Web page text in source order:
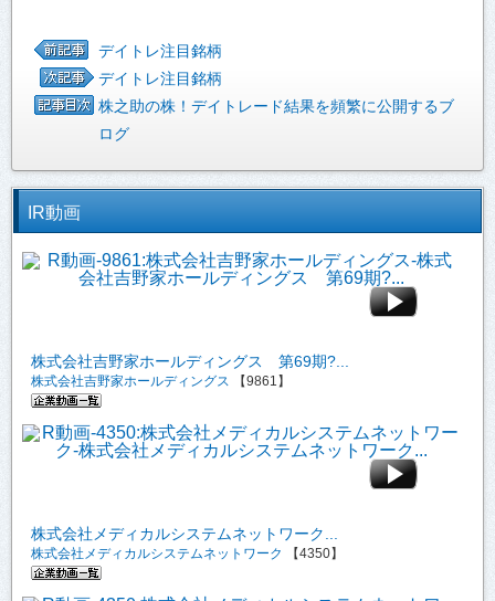
デイトレ注目銘柄
デイトレ注目銘柄
株之助の株！デイトレード結果を頻繁に公開するブ
ログ
IR動画
株式会社吉野家ホールディングス 第69期?...
株式会社吉野家ホールディングス 【9861】
株式会社メディカルシステムネットワーク...
株式会社メディカルシステムネットワーク 【4350】